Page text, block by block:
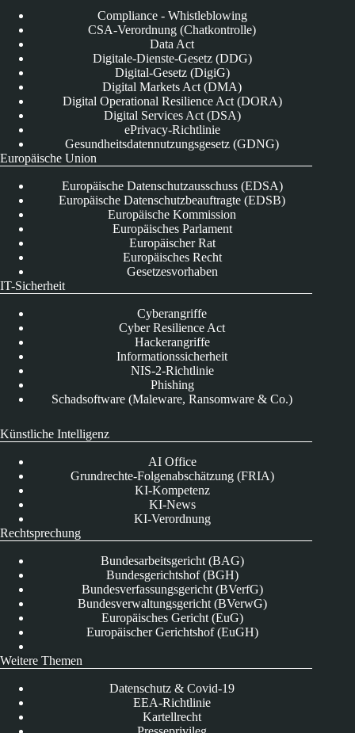
Compliance - Whistleblowing
CSA-Verordnung (Chatkontrolle)
Data Act
Digitale-Dienste-Gesetz (DDG)
Digital-Gesetz (DigiG)
Digital Markets Act (DMA)
Digital Operational Resilience Act (DORA)
Digital Services Act (DSA)
ePrivacy-Richtlinie
Gesundheitsdatennutzungsgesetz (GDNG)
Europäische Union
Europäische Datenschutzausschuss (EDSA)
Europäische Datenschutzbeauftragte (EDSB)
Europäische Kommission
Europäisches Parlament
Europäischer Rat
Europäisches Recht
Gesetzesvorhaben
IT-Sicherheit
Cyberangriffe
Cyber Resilience Act
Hackerangriffe
Informationssicherheit
NIS-2-Richtlinie
Phishing
Schadsoftware (Maleware, Ransomware & Co.)
Künstliche Intelligenz
AI Office
Grundrechte-Folgenabschätzung (FRIA)
KI-Kompetenz
KI-News
KI-Verordnung
Rechtsprechung
Bundesarbeitsgericht (BAG)
Bundesgerichtshof (BGH)
Bundesverfassungsgericht (BVerfG)
Bundesverwaltungsgericht (BVerwG)
Europäisches Gericht (EuG)
Europäischer Gerichtshof (EuGH)
Weitere Themen
Datenschutz & Covid-19
EEA-Richtlinie
Kartellrecht